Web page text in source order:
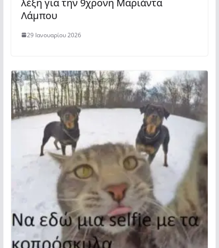
λέξη για την 9χρονη Μαριάντα
Λάμπου
29 Ιανουαρίου 2026